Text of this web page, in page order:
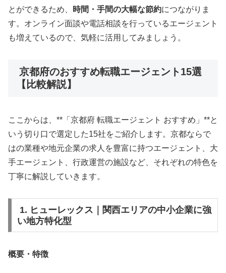
とができるため、
時間・手間の大幅な節約につながりま
す。オンライン面談や電話相談を行っているエージェント
も増えているので、気軽に活用してみましょう。
京都府のおすすめ転職エージェント15選
【比較解説】
ここからは、**「京都府 転職エージェント おすすめ」**と
いう切り口で選定した15社をご紹介します。京都ならで
はの業種や地元企業の求人を豊富に持つエージェント、大
手エージェント、行政運営の施設など、それぞれの特色を
丁寧に解説していきます。
1. ヒューレックス｜関西エリアの中小企業に強
い地方特化型
概要・特徴